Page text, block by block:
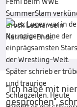
"Ich habe mit
gesprochen",